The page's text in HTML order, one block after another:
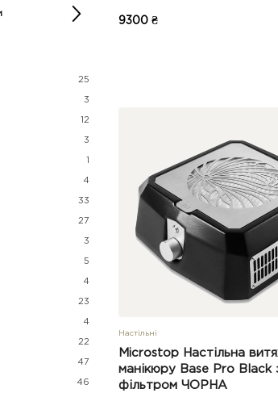
25
3
12
3
1
4
33
27
3
5
4
23
4
22
47
46
9300 ₴
Настільні
Microstop Настільна
манікюру Base Pro Black
фільтром ЧОРНА